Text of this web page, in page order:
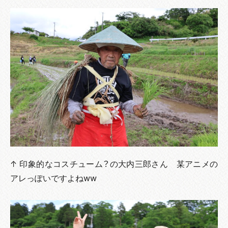
↑ 印象的なコスチューム？の大内三郎さん 某アニメの
アレっぽいですよねww